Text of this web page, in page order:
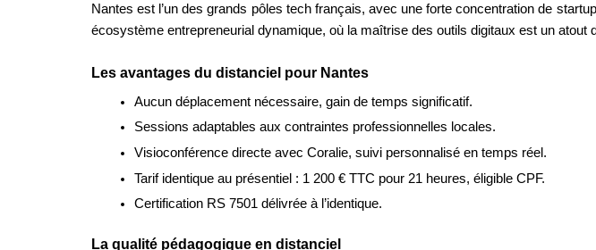
Nantes est l’un des grands pôles tech français, avec une forte concentration de
écosystème entrepreneurial dynamique, où la maîtrise des outils digitaux est un
Les avantages du distanciel pour Nantes
Aucun déplacement nécessaire, gain de temps significatif.
Sessions adaptables aux contraintes professionnelles locales.
Visioconférence directe avec Coralie, suivi personnalisé en temps réel.
Tarif identique au présentiel : 1 200 € TTC pour 21 heures, éligible CPF.
Certification RS 7501 délivrée à l’identique.
La qualité pédagogique en distanciel